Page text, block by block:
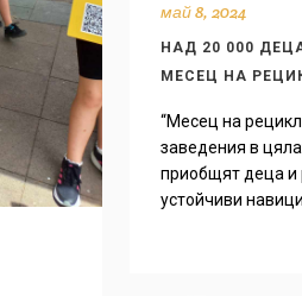
май 8, 2024
НАД 20 000
МЕСЕЦ НА
“Месец на
заведения в
приобщят деца и
устойчиви